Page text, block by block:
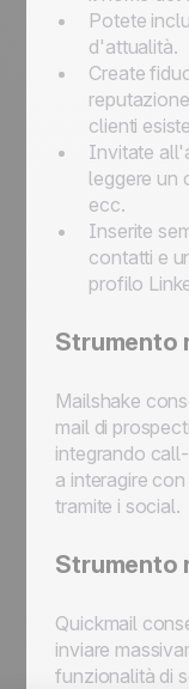
Potete
d'attualità.
Create
clienti
Invitate
leggere un
ecc.
Inserite
contatti e
profilo
Strumento
Mailshake
mail di
integrando
a interagire
tramite i social.
Strumento
Quickmail
inviare
funzionalità di